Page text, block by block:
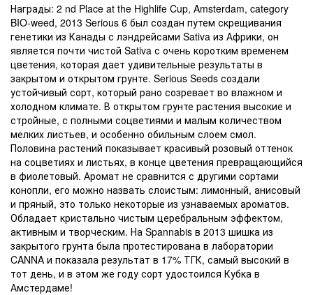
Награды: 2 nd Place at the Highlife Cup, Amsterdam, category
BIO-weed, 2013 Serious 6 был создан путем скрещивания
генетики из Канады с лэндрейсами Sativa из Африки, он
является почти чистой Sativa с очень коротким временем
цветения, которая дает удивительные результаты в
закрытом и открытом грунте. Serious Seeds создали
устойчивый сорт, который рано созревает во влажном и
холодном климате. В открытом грунте растения высокие и
стройные, с полными соцветиями и малым количеством
мелких листьев, и особенно обильным слоем смол.
Половина растений показывает красивый розовый оттенок
на соцветиях и листьях, в конце цветения превращающийся
в фиолетовый. Аромат не сравнится с другими сортами
конопли, его можно назвать слоистым: лимонный, анисовый
и пряный, это только некоторые из узнаваемых ароматов.
Обладает кристально чистым церебральным эффектом,
активным и творческим. На Spannabis в 2013 шишка из
закрытого грунта была протестирована в лаборатории
CANNA и показала результат в 17% ТГК, самый высокий в
тот день, и в этом же году сорт удостоился Кубка в
Амстердаме!